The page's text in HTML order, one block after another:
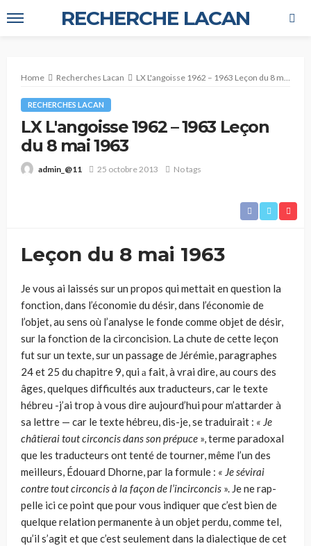
RECHERCHE LACAN
Home Recherches Lacan LX L'angoisse 1962 – 1963 Leçon du 8 mai 1963
RECHERCHES LACAN
LX L'angoisse 1962 – 1963 Leçon
du 8 mai 1963
admin_@11 25 octobre 2013 No tags
Leçon du 8 mai 1963
Je vous ai laissés sur un propos qui mettait en question la
fonction, dans l’économie du désir, dans l’économie de
l’objet, au sens où l’analyse le fonde comme objet de désir,
sur la fonction de la circoncision. La chute de cette leçon
fut sur un texte, sur un passage de Jérémie, paragraphes
24 et 25 du chapitre 9, qui а fait, à vrai dire, au cours des
âges, quelques difficultés aux traducteurs, car le texte
hébreu -j’ai trop à vous dire aujourd’hui pour m’attarder à
sa lettre — car le texte hébreu, dis-je, se traduirait : « Je
châtie­rai tout circoncis dans son prépuce », terme paradoxal
que les traducteurs ont tenté de tourner, même l’un des
meilleurs, Édouard Dhorne, par la formu­le : « Je sévirai
contre tout circoncis à la façon de l’incirconcis ». Je ne rap­
pelle ici ce point que pour vous indiquer que c’est bien de
quelque relation permanente à un objet perdu, comme tel,
qu’il s’agit et que c’est seulement dans la dialectique de cet